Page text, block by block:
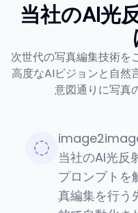
当社のAI光
次世代の写真編集技術を
高度なAIビジョンと自然
意図通りに写真
当社のAI光反
プロンプトを
真編集を行う